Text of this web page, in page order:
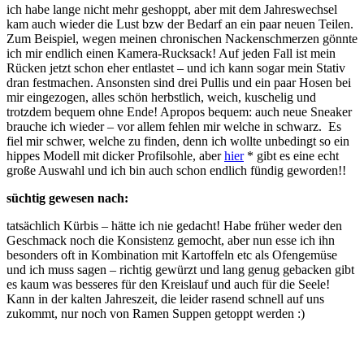
ich habe lange nicht mehr geshoppt, aber mit dem Jahreswechsel
kam auch wieder die Lust bzw der Bedarf an ein paar neuen Teilen.
Zum Beispiel, wegen meinen chronischen Nackenschmerzen gönnte
ich mir endlich einen Kamera-Rucksack! Auf jeden Fall ist mein
Rücken jetzt schon eher entlastet – und ich kann sogar mein Stativ
dran festmachen. Ansonsten sind drei Pullis und ein paar Hosen bei
mir eingezogen, alles schön herbstlich, weich, kuschelig und
trotzdem bequem ohne Ende! Apropos bequem: auch neue Sneaker
brauche ich wieder – vor allem fehlen mir welche in schwarz. Es
fiel mir schwer, welche zu finden, denn ich wollte unbedingt so ein
hippes Modell mit dicker Profilsohle, aberhier* gibt es eine echt
große Auswahl und ich bin auch schon endlich fündig geworden!!
süchtig gewesen nach:
tatsächlich Kürbis – hätte ich nie gedacht! Habe früher weder den
Geschmack noch die Konsistenz gemocht, aber nun esse ich ihn
besonders oft in Kombination mit Kartoffeln etc als Ofengemüse
und ich muss sagen – richtig gewürzt und lang genug gebacken gibt
es kaum was besseres für den Kreislauf und auch für die Seele!
Kann in der kalten Jahreszeit, die leider rasend schnell auf uns
zukommt, nur noch von Ramen Suppen getoppt werden :)